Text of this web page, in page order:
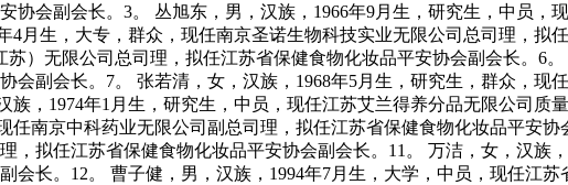
协会副会长。3。 丛旭东，男，汉族，1966年9月生，研究生，中员，
4月生，大专，群众，现任南京圣诺生物科技实业无限公司总司理，拟
）无限公司总司理，拟任江苏省保健食物化妆品平安协会副会长。6
会副会长。7。 张若清，女，汉族，1968年5月生，研究生，群众，现
，1974年1月生，研究生，中员，现任江苏艾兰得养分品无限公司质
南京中科药业无限公司副总司理，拟任江苏省保健食物化妆品平安协
，拟任江苏省保健食物化妆品平安协会副会长。11。 万洁，女，汉族
会长。12。 曹子健，男，汉族，1994年7月生，大学，中员，现任江